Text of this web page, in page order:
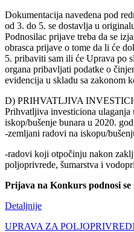
Dokumentacija navedena pod
od 3. do 5. se dostavlja u
Podnosilac prijave treba da se
obrasca prijave o tome da li će
5. pribaviti sam ili će Uprava po
organa pribavljati podatke o
evidencija u skladu sa zakonom
D) PRIHVATLJIVA
Prihvatljiva investiciona ulaganja
iskop/bušenje bunara u 2020.
-zemljani radovi na iskopu/
-radovi koji otpočinju nakon
poljoprivrede, šumarstva i
Prijava na Konkurs podnosi se
Detaljnije
UPRAVA ZA